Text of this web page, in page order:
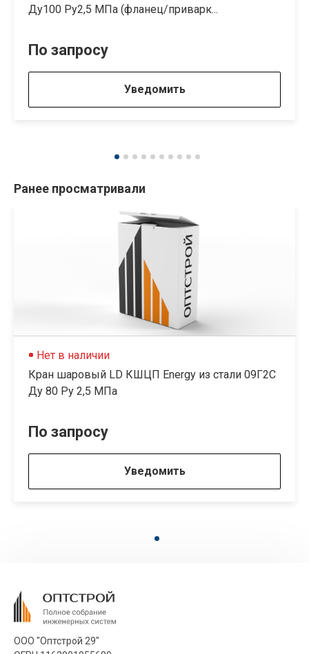
Ду100 Ру2,5 МПа (фланец/приварк...
По запросу
Уведомить
Ранее просматривали
Нет в наличии
Кран шаровый LD КШЦП Energy из стали 09Г2С
Ду 80 Ру 2,5 МПа
По запросу
Уведомить
ООО "Оптстрой 29"